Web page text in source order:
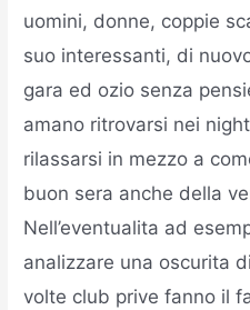
uomini, donne, coppie
suo interessanti, di
gara ed ozio senza
amano ritrovarsi nei
rilassarsi in mezzo a
buon sera anche della
Nell’eventualita ad
analizzare una oscurita
volte club prive fanno il